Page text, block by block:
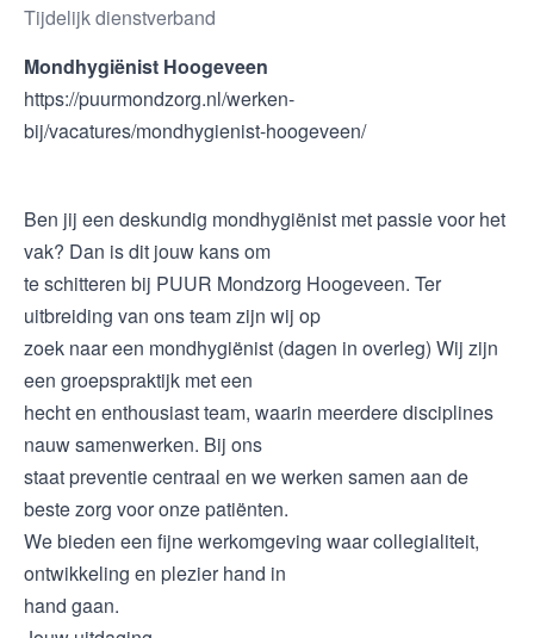
Tijdelijk dienstverband
Mondhygiënist Hoogeveen
https://puurmondzorg.nl/werken-
bij/vacatures/mondhygienist-hoogeveen/
Ben jij een deskundig mondhygiënist met passie voor het
vak? Dan is dit jouw kans om
te schitteren bij PUUR Mondzorg Hoogeveen. Ter
uitbreiding van ons team zijn wij op
zoek naar een mondhygiënist (dagen in overleg) Wij zijn
een groepspraktijk met een
hecht en enthousiast team, waarin meerdere disciplines
nauw samenwerken. Bij ons
staat preventie centraal en we werken samen aan de
beste zorg voor onze patiënten.
We bieden een fijne werkomgeving waar collegialiteit,
ontwikkeling en plezier hand in
hand gaan.